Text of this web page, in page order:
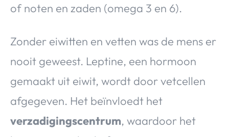
of noten en zaden (omega 3 en 6).
Zonder eiwitten en vetten was de mens er
nooit geweest. Leptine, een hormoon
gemaakt uit eiwit, wordt door vetcellen
afgegeven. Het beïnvloedt het
verzadigingscentrum, waardoor het